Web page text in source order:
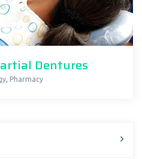
Dentures
, Pharmacy